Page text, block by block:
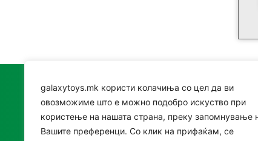
galaxytoys.mk користи колачиња со цел да ви
овозможиме што е можно подобро искуство при
користење на нашата страна, преку запомнување
Вашите преференци. Со клик на прифаќам, се